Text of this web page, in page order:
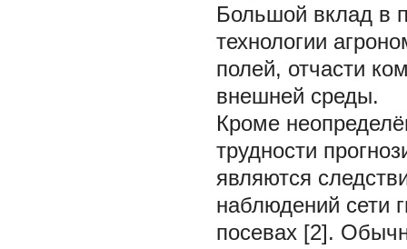
Большой вклад в
технологии
полей, отчасти
внешней среды.
Кроме
трудности
являются
наблюдений сети
посевах [2].